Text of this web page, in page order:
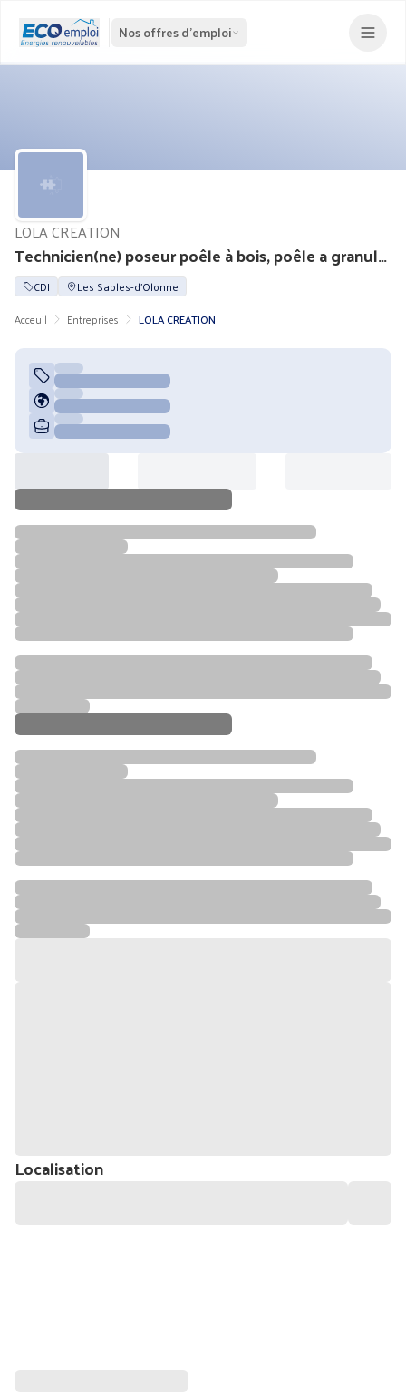
Nos offres d'emploi
Technicien(ne) poseur poêle à bois, poêle a granulés (H/F)
LOLA CREATION
CDI
Les Sables-d'Olonne
Acceuil
Entreprises LOLA CREATION
Localisation